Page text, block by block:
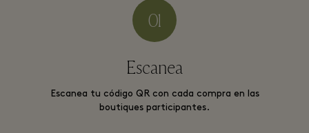
Escanea
Escanea tu código QR con cada compra en las
boutiques participantes.